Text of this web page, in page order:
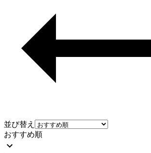
並び替え
おすすめ順